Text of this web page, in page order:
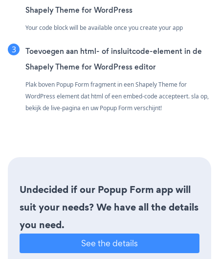
Shapely Theme for WordPress
Your code block will be available once you create your app
Toevoegen aan html- of insluitcode-element in de
Shapely Theme for WordPress editor
Plak boven Popup Form fragment in een Shapely Theme for
WordPress element dat html of een embed-code accepteert. sla op,
bekijk de live-pagina en uw Popup Form verschijnt!
Undecided if our Popup Form app will
suit your needs? We have all the details
you need.
See the details